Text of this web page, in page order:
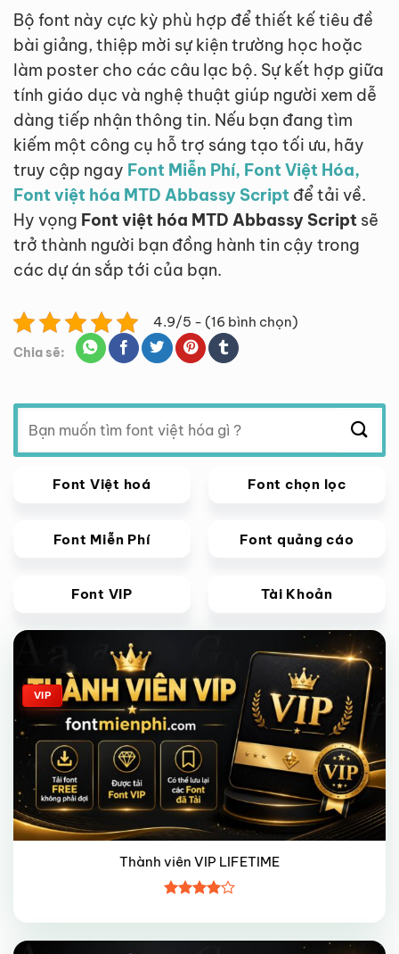
Bộ font này cực kỳ phù hợp để thiết kế tiêu đề
bài giảng, thiệp mời sự kiện trường học hoặc
làm poster cho các câu lạc bộ. Sự kết hợp giữa
tính giáo dục và nghệ thuật giúp người xem dễ
dàng tiếp nhận thông tin. Nếu bạn đang tìm
kiếm một công cụ hỗ trợ sáng tạo tối ưu, hãy
truy cập ngay Font Miễn Phí, Font Việt Hóa,
Font việt hóa MTD Abbassy Script để tải về.
Hy vọng Font việt hóa MTD Abbassy Script sẽ
trở thành người bạn đồng hành tin cậy trong
các dự án sắp tới của bạn.
4.9/5 - (16 bình chọn)
Chia sẽ:
Tìm
kiếm:
Font Việt hoá Font chọn lọc
Font Miễn Phí Font quảng cáo
Font VIP Tài Khoản
Giảm giá!
VIP
Thành viên VIP LIFETIME
xếp hạng
45 sao